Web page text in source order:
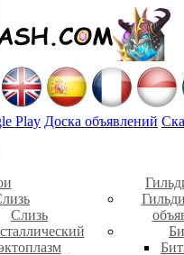
Play Доска объявлений
Слизь